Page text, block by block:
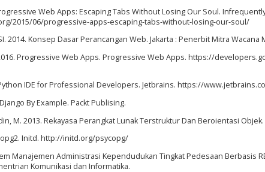
Web Apps: Escaping Tabs Without Losing Our Soul.
2015/06/progressive-apps-escaping-tabs-without-losing-our-soul/
2014. Konsep Dasar Perancangan Web. Jakarta : Penerbit Mitra Wacana
Progressive Web Apps. Progressive Web Apps. https://
IDE for Professional Developers. Jetbrains. https://
By Example. Packt Publising.
M. 2013. Rekayasa Perangkat Lunak Terstruktur Dan Beroientasi
Initd. http://initd.org/psycopg/
Manajemen Administrasi Kependudukan Tingkat Pedesaan Berbasis
Komunikasi dan Informatika.